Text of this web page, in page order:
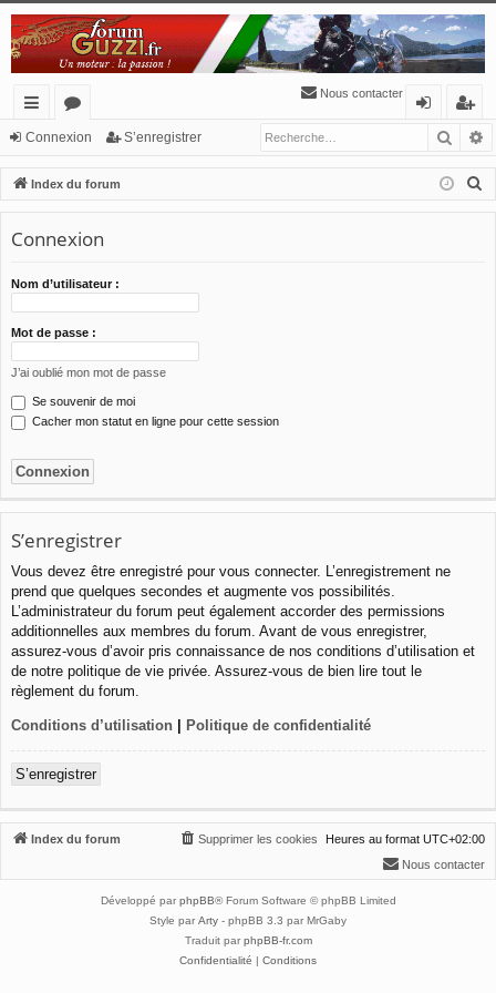
cc
ès
ra
pi
or
u
m
s
Nous contacter
n
ne
’e
nr
eg
Connexion S’enregistrer
Index du forum
Connexion
Nom d’utilisateur :
Mot de passe :
J’ai oublié mon mot de passe
Se souvenir de moi
Cacher mon statut en ligne pour cette session
S’enregistrer
Vous devez être enregistré pour vous connecter. L’enregistrement ne
prend que quelques secondes et augmente vos possibilités.
L’administrateur du forum peut également accorder des permissions
additionnelles aux membres du forum. Avant de vous enregistrer,
assurez-vous d’avoir pris connaissance de nos conditions d’utilisation et
de notre politique de vie privée. Assurez-vous de bien lire tout le
règlement du forum.
Conditions d’utilisation Politique de confidentialité
S’enregistrer
Index du forum Heures au format UTC+02:00
Supprimer les cookies
Nous contacter
Développé par phpBB® Forum Software © phpBB Limited
Style par Arty - phpBB 3.3 par MrGaby
Traduit par phpBB-fr.com
Confidentialité
Conditions